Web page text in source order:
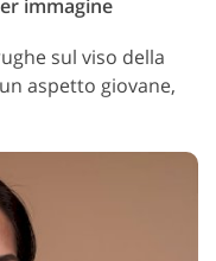
immagine
sul viso della
aspetto giovane,